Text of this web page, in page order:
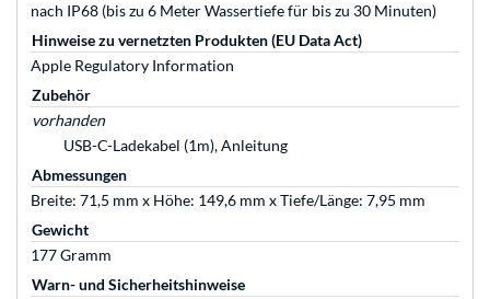
nach IP68 (bis zu 6 Meter Wassertiefe für bis zu 30 Minuten)
Hinweise zu vernetzten Produkten (EU Data Act)
Apple Regulatory Information
Zubehör
vorhanden
USB-C-Ladekabel (1m), Anleitung
Abmessungen
Breite: 71,5 mm x Höhe: 149,6 mm x Tiefe/Länge: 7,95 mm
Gewicht
177 Gramm
Warn- und Sicherheitshinweise